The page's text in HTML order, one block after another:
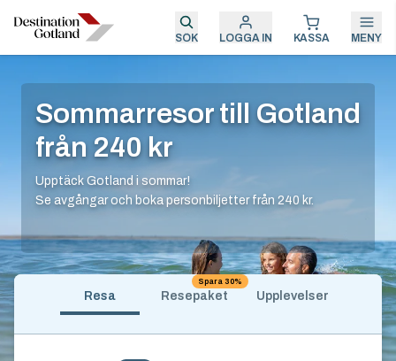
SÖK LOGGA IN KASSA MENY
Sommarresor till Gotland
från 240 kr
Upptäck Gotland i sommar!
Se avgångar och boka personbiljetter från 240 kr.
Resa Resepaket
Spara 30%
Upplevelser